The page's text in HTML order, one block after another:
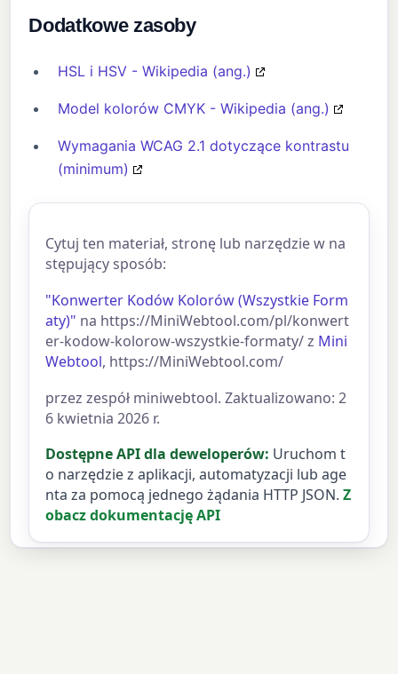
Dodatkowe zasoby
HSL i HSV - Wikipedia (ang.)
Model kolorów CMYK - Wikipedia (ang.)
Wymagania WCAG 2.1 dotyczące kontrastu
(minimum)
Cytuj ten materiał, stronę lub narzędzie w na
stępujący sposób:
"Konwerter Kodów Kolorów (Wszystkie Form
aty)" na https://MiniWebtool.com/pl/konwert
er-kodow-kolorow-wszystkie-formaty/ z Mini
Webtool, https://MiniWebtool.com/
przez zespół miniwebtool. Zaktualizowano: 2
6 kwietnia 2026 r.
Dostępne API dla deweloperów: Uruchom t
o narzędzie z aplikacji, automatyzacji lub age
nta za pomocą jednego żądania HTTP JSON. Z
obacz dokumentację API